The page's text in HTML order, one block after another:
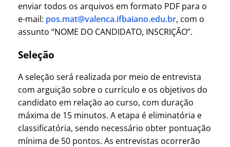
enviar todos os arquivos em formato PDF para o
e-mail: pos.mat@valenca.ifbaiano.edu.br, com o
assunto “NOME DO CANDIDATO, INSCRIÇÃO”.
Seleção
A seleção será realizada por meio de entrevista
com arguição sobre o currículo e os objetivos do
candidato em relação ao curso, com duração
máxima de 15 minutos. A etapa é eliminatória e
classificatória, sendo necessário obter pontuação
mínima de 50 pontos. As entrevistas ocorrerão